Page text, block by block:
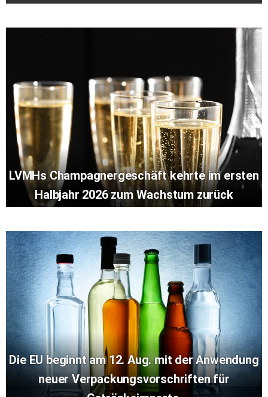
LVMHs Champagnergeschäft kehrte im ersten
Halbjahr 2026 zum Wachstum zurück
Die EU beginnt am 12. Aug. mit der Anwendung
neuer Verpackungsvorschriften für